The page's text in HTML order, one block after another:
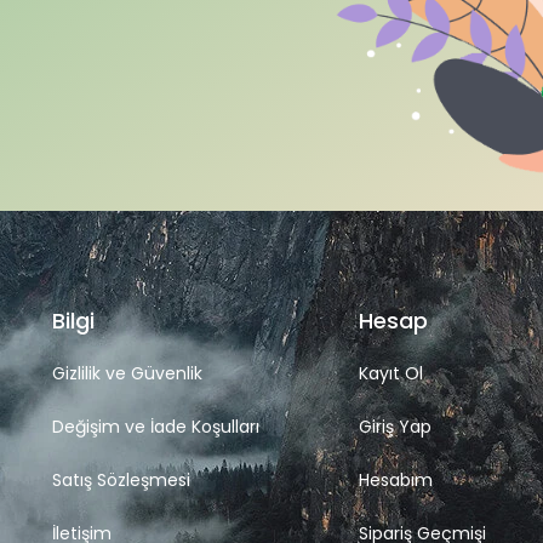
Bilgi
Gizlilik ve Güvenlik
Değişim ve İade Koşulları
Satış Sözleşmesi
İletişim
Hesap
Kayıt Ol
Giriş Yap
Hesabım
Sipariş Geçmişi